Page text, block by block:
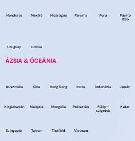
Honduras Mexikó Nicaragua Panama Peru
Puerto
Rico
Uruguay Bolívia
ÁZSIA & ÓCEÁNIA
Ausztrália Kína Hong Kong India Indonézia Japán
Kirgizisztán Malajzia Mongólia Pakisztán
Fülöp-
szigetek
Katar
Szingapúr Tajvan Thaiföld Vietnam